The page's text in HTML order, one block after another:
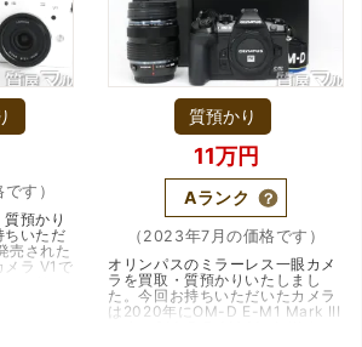
す）
預かり
ちいただ
売された
メラ V1で
質預かり
11万円
Aランク
（2023年7月の価格です）
オリンパスのミラーレス一眼カメ
ラを買取・質預かりいたしまし
た。今回お持ちいただいたカメラ
は2020年にOM-D E-M1 Mark III